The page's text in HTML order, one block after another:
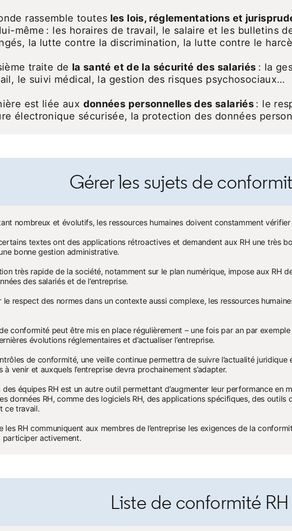
rassemble toutes les lois, réglementations et
même : les horaires de travail, le salaire et les bulletins
la lutte contre la discrimination, la lutte contre le
traite de la santé et de la sécurité des salariés : la
le suivi médical, la gestion des risques psychosociaux…
est liée aux données personnelles des salariés : le
électronique sécurisée, la protection des données
Gérer les sujets de
nombreux et évolutifs, les ressources humaines doivent constamment vérifier
textes ont des applications rétroactives et demandent aux RH une très
bonne gestion administrative.
très rapide de la société, notamment sur le plan numérique, impose aux RH
des salariés et de l’entreprise.
le respect des normes dans un contexte aussi complexe, les ressources
conformité peut être mis en place régulièrement – une fois par an par
évolutions réglementaires et d’actualiser l’entreprise.
de conformité, une veille continue permettra de suivre l’actualité juridique
à venir et auxquels l’entreprise devra prochainement s’adapter.
équipes RH est un autre outil permettant d’augmenter leur performance en
données RH, comme des logiciels RH, des applications spécifiques, des outils
ce travail.
les RH communiquent aux membres de l’entreprise les exigences de la
participer activement.
Liste de conformité RH